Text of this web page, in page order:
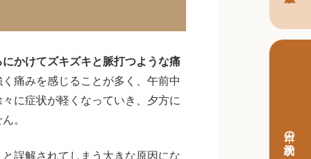
本日の予約状況
かけてズキズキと脈打つような痛
痛みを感じることが多く、午前中
に症状が軽くなっていき、夕方に
。
誤解されてしまう大きな原因にな